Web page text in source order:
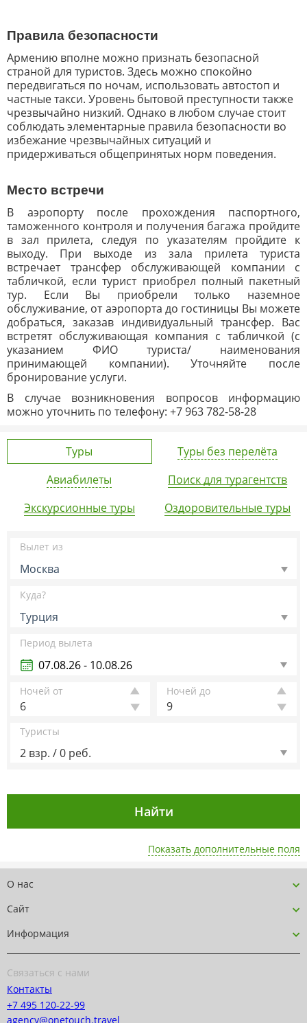
Правила безопасности
Армению вполне можно признать безопасной
страной для туристов. Здесь можно спокойно
передвигаться по ночам, использовать автостоп и
частные такси. Уровень бытовой преступности также
чрезвычайно низкий. Однако в любом случае стоит
соблюдать элементарные правила безопасности во
избежание чрезвычайных ситуаций и
придерживаться общепринятых норм поведения.
Место встречи
В аэропорту после прохождения паспортного,
таможенного контроля и получения багажа пройдите
в зал прилета, следуя по указателям пройдите к
выходу. При выходе из зала прилета туриста
встречает трансфер обслуживающей компании с
табличкой, если турист приобрел полный пакетный
тур. Если Вы приобрели только наземное
обслуживание, от аэропорта до гостиницы Вы можете
добраться, заказав индивидуальный трансфер. Вас
встретят обслуживающая компания с табличкой (с
указанием ФИО туриста/ наименования
принимающей компании). Уточняйте после
бронирование услуги.
В случае возникновения вопросов информацию
можно уточнить по телефону: +7 963 782-58-28
Туры
Туры без перелёта
Авиабилеты
Поиск для турагентств
Экскурсионные туры
Оздоровительные туры
Вылет из
Москва
Куда?
Турция
Период вылета
Ночей от
6
Ночей до
9
Туристы
2 взр. / 0 реб.
Показать дополнительные поля
О нас
Сайт
Информация
Связаться с нами
Контакты
+7 495 120-22-99
agency@onetouch.travel